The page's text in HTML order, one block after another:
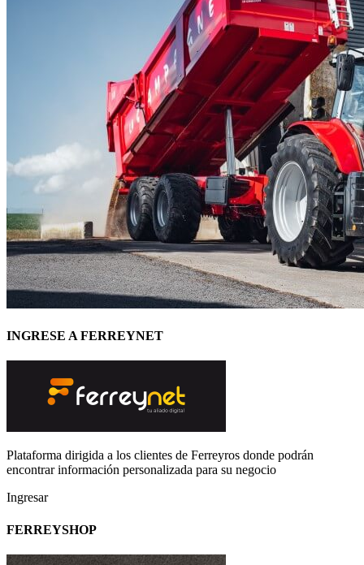
INGRESE A FERREYNET
Plataforma dirigida a los clientes de Ferreyros donde podrán
encontrar información personalizada para su negocio
Ingresar
FERREYSHOP